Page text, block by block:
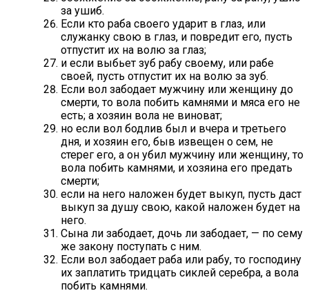
за ушиб.
Если кто раба своего ударит в глаз, или
служанку свою в глаз, и повредит его, пусть
отпустит их на волю за глаз;
и если выбьет зуб рабу своему, или рабе
своей, пусть отпустит их на волю за зуб.
Если вол забодает мужчину или женщину до
смерти, то вола побить камнями и мяса его не
есть; а хозяин вола не виноват;
но если вол бодлив был и вчера и третьего
дня, и хозяин его, быв извещен о сем, не
стерег его, а он убил мужчину или женщину, то
вола побить камнями, и хозяина его предать
смерти;
если на него наложен будет выкуп, пусть даст
выкуп за душу свою, какой наложен будет на
него.
Сына ли забодает, дочь ли забодает, — по сему
же закону поступать с ним.
Если вол забодает раба или рабу, то господину
их заплатить тридцать сиклей серебра, а вола
побить камнями.